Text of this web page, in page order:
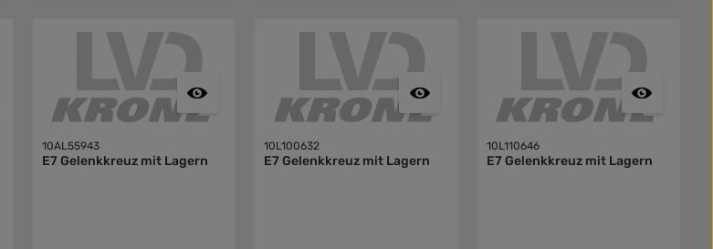
10AL55943
E7 Gelenkkreuz mit Lagern
10L100632
E7 Gelenkkreuz mit Lagern
10L110646
E7 Gelenkkreuz mit Lagern